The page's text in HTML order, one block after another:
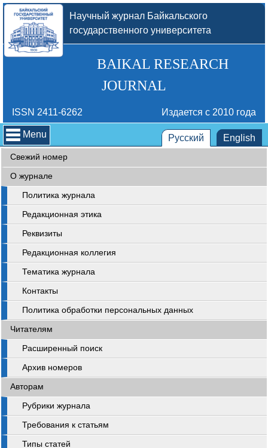
Научный журнал Байкальского
государственного университета
BAIKAL RESEARCH
JOURNAL
ISSN 2411-6262 Издается с 2010 года
Menu Русский English
Свежий номер
О журнале
Политика журнала
Редакционная этика
Реквизиты
Редакционная коллегия
Тематика журнала
Контакты
Политика обработки персональных данных
Читателям
Расширенный поиск
Архив номеров
Авторам
Рубрики журнала
Требования к статьям
Типы статей